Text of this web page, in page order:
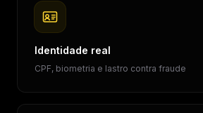
Identidade real
CPF, biometria e lastro contra fraude